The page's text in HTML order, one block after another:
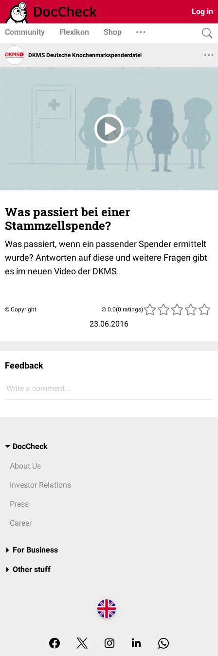
Log in
Community Flexikon Shop
DKMS Deutsche Knochenmark­spenderdatei
Was passiert bei einer
Stammzellspende?
Was passiert, wenn ein passender Spender ermittelt
wurde? Antworten auf diese und weitere Fragen gibt
es im neuen Video der DKMS.
© Copyright
23.06.2016
(0 ratings)
Feedback
Write a comment...
DocCheck
About Us
Investor Relations
Press
Career
For Business
Other stuff